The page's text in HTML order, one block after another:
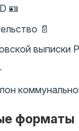
🪪
📄
выписки
форматы